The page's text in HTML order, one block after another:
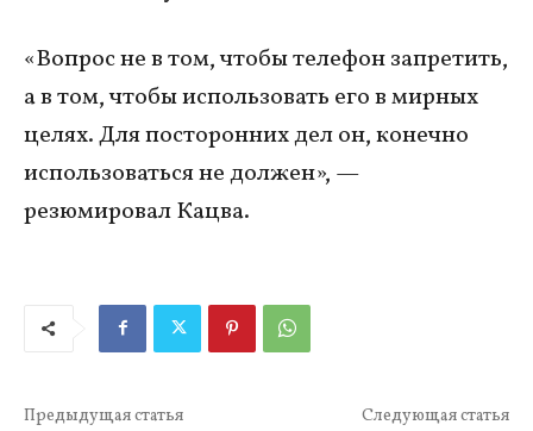
«Вопрос не в том, чтобы телефон запретить,
а в том, чтобы использовать его в мирных
целях. Для посторонних дел он, конечно
использоваться не должен», —
резюмировал Кацва.
Предыдущая статья Следующая статья